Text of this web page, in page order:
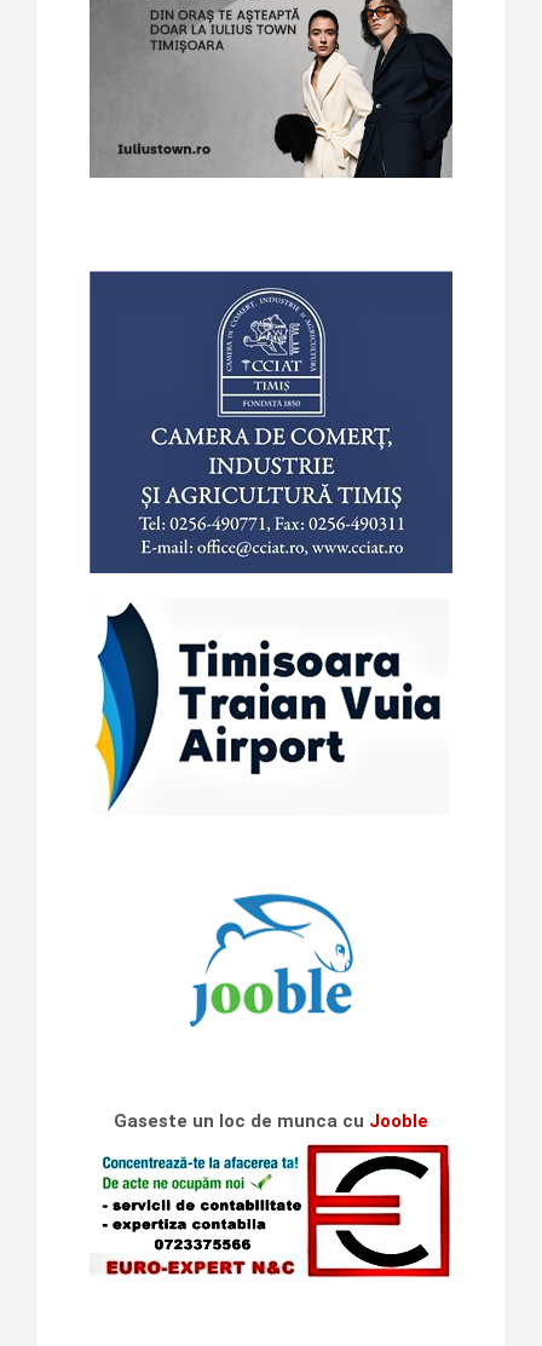
Gaseste un loc de munca cu Jooble